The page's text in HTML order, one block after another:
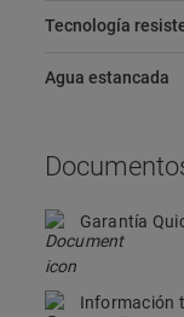
Tecnología
Agua estancada
Garantía
Información